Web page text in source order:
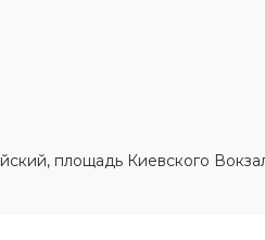
площадь Киевского